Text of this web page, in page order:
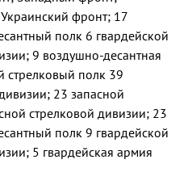
фронт; 17
полк 6 гвардейской
9 воздушно-десантная
стрелковый полк 39
23 запасной
стрелковой дивизии; 23
полк 9 гвардейской
5 гвардейская армия